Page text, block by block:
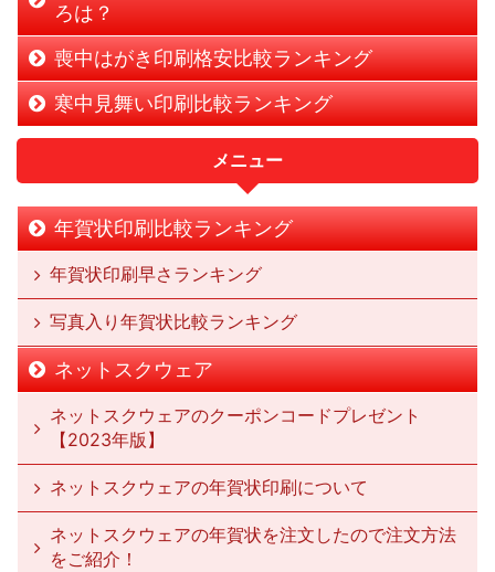
ろは？
喪中はがき印刷格安比較ランキング
寒中見舞い印刷比較ランキング
メニュー
年賀状印刷比較ランキング
年賀状印刷早さランキング
写真入り年賀状比較ランキング
ネットスクウェア
ネットスクウェアのクーポンコードプレゼント
【2023年版】
ネットスクウェアの年賀状印刷について
ネットスクウェアの年賀状を注文したので注文方法
をご紹介！